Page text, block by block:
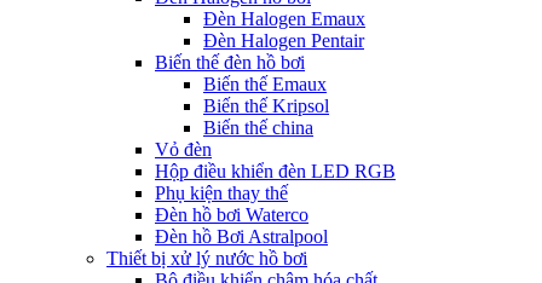
Đèn Halogen Emaux
Đèn Halogen Pentair
Biến thế đèn hồ bơi
Biến thế Emaux
Biến thế Kripsol
Biến thế china
Vỏ đèn
Hộp điều khiển đèn LED RGB
Phụ kiện thay thế
Đèn hồ bơi Waterco
Đèn hồ Bơi Astralpool
Thiết bị xử lý nước hồ bơi